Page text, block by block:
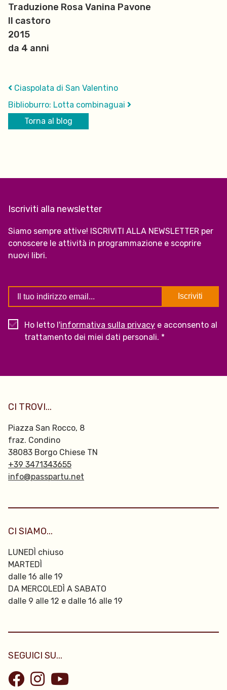
Traduzione Rosa Vanina Pavone
Il castoro
2015
da 4 anni
Ciaspolata di San Valentino
Torna al blog
Biblioburro: Lotta combinaguai
Iscriviti alla newsletter
Siamo sempre attive! ISCRIVITI ALLA NEWSLETTER per
conoscere le attività in programmazione e scoprire
nuovi libri.
Ho letto l'informativa sulla privacy e acconsento al
trattamento dei miei dati personali. *
CI TROVI...
Piazza San Rocco, 8
fraz. Condino
38083 Borgo Chiese TN
+39 3471343655
info@passpartu.net
CI SIAMO...
LUNEDÌ chiuso
MARTEDÌ
dalle 16 alle 19
DA MERCOLEDÌ A SABATO
dalle 9 alle 12 e dalle 16 alle 19
SEGUICI SU...